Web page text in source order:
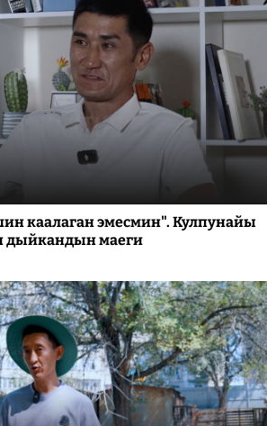
каалаган эмесмин". Кулпунайы
дыйкандын маеги